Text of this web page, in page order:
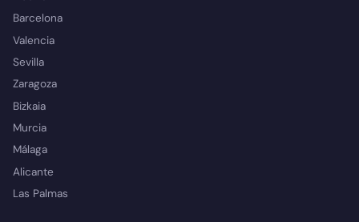
Barcelona
Valencia
Sevilla
Zaragoza
Bizkaia
Murcia
Málaga
Alicante
Las Palmas